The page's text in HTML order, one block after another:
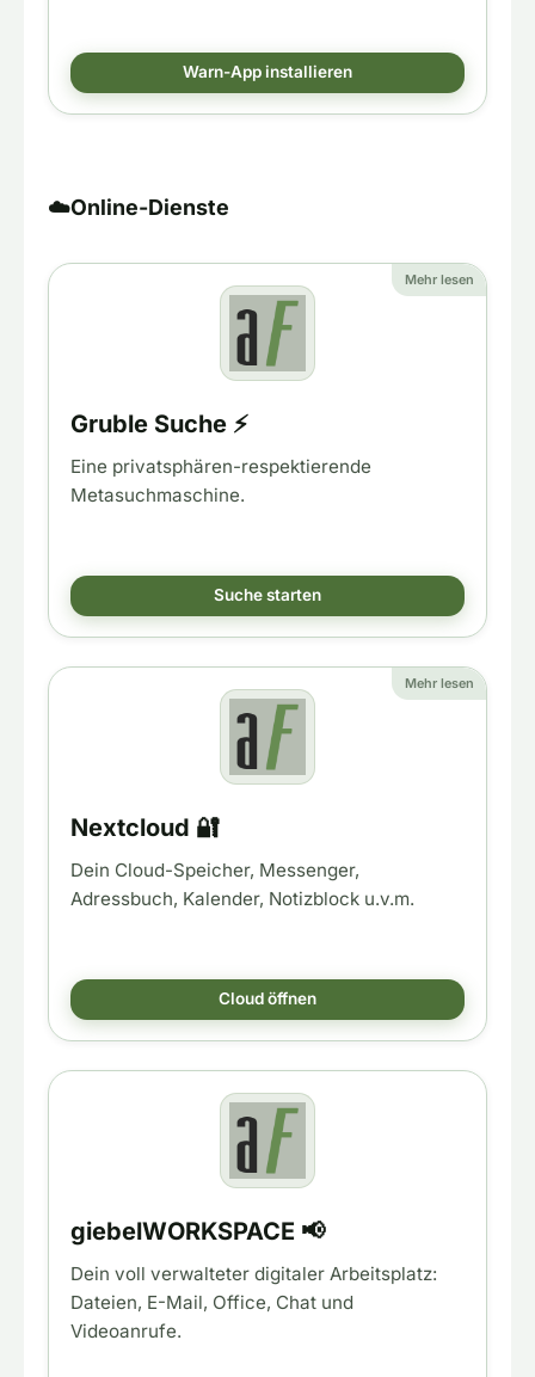
Warn-App installieren
☁️Online-Dienste
Mehr lesen
Gruble Suche ⚡
Eine privatsphären-respektierende
Metasuchmaschine.
Suche starten
Mehr lesen
Nextcloud 🔐
Dein Cloud-Speicher, Messenger,
Adressbuch, Kalender, Notizblock u.v.m.
Cloud öffnen
giebelWORKSPACE 📢
Dein voll verwalteter digitaler Arbeitsplatz:
Dateien, E-Mail, Office, Chat und
Videoanrufe.